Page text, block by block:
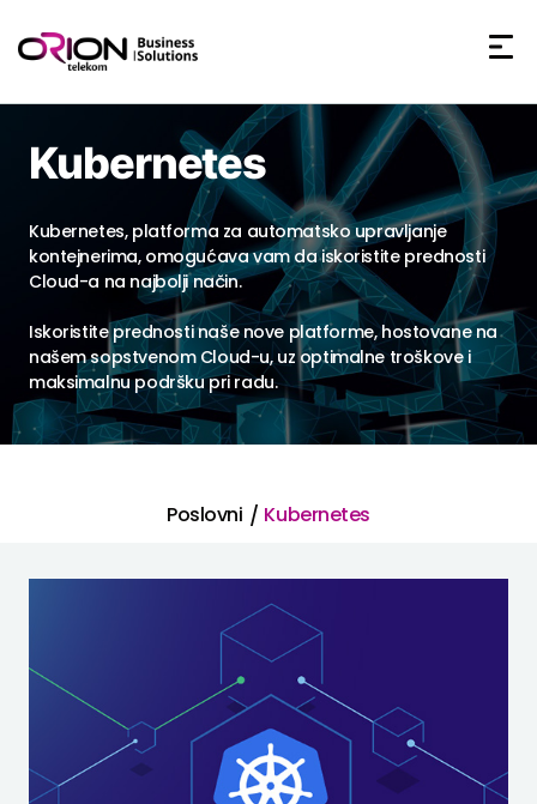
180+
7d
Kubernetes
Kubernetes, platforma za automatsko upravljanje
kontejnerima, omogućava vam da iskoristite prednosti
Cloud-a na najbolji način.
Iskoristite prednosti naše nove platforme, hostovane na
našem sopstvenom Cloud-u, uz optimalne troškove i
maksimalnu podršku pri radu.
Poslovni Kubernetes